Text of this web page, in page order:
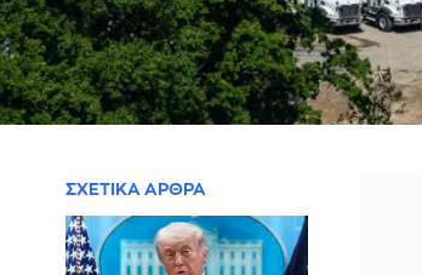
ΣΧΕΤΙΚΑ ΑΡΘΡΑ